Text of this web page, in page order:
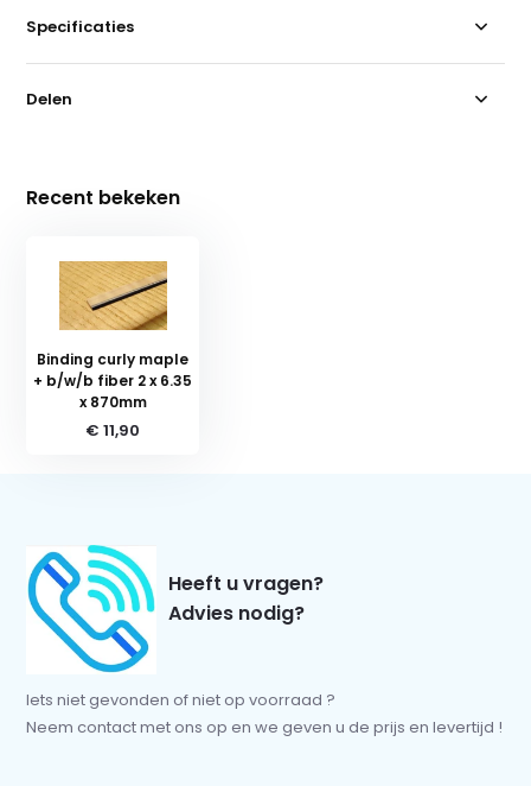
Specificaties
Delen
Recent bekeken
Binding curly maple
+ b/w/b fiber 2 x 6.35
x 870mm
€ 11,90
Heeft u vragen?
Advies nodig?
Iets niet gevonden of niet op voorraad ?
Neem contact met ons op en we geven u de prijs en levertijd !